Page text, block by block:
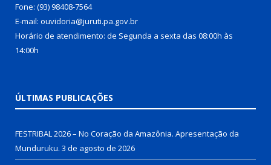
Fone: (93) 98408-7564
E-mail: ouvidoria@juruti.pa.gov.br
Horário de atendimento: de Segunda a sexta das 08:00h às
14:00h
ÚLTIMAS PUBLICAÇÕES
FESTRIBAL 2026 – No Coração da Amazônia. Apresentação da
Munduruku. 3 de agosto de 2026